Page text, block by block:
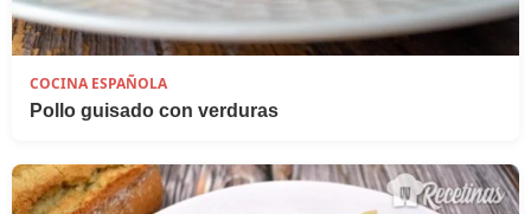
COCINA ESPAÑOLA
Pollo guisado con verduras